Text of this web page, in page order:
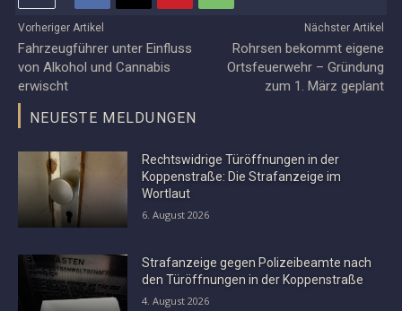
Vorheriger Artikel
Fahrzeugführer unter Einfluss
von Alkohol und Cannabis
erwischt
Nächster Artikel
Rohrsen bekommt eigene
Ortsfeuerwehr – Gründung
zum 1. März geplant
NEUESTE MELDUNGEN
Rechtswidrige Türöffnungen in der
Koppenstraße: Die Strafanzeige im
Wortlaut
6. August 2026
Strafanzeige gegen Polizeibeamte nach
den Türöffnungen in der Koppenstraße
4. August 2026